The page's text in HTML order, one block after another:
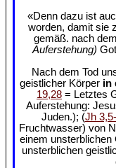
«Denn dazu ist
worden, damit sie
gemäß. nach
Auferstehung)
Nach dem Tod
geistlicher Körper in
19,28 = Letztes
Auferstehung:
Juden.); (Jh
Fruchtwasser) von
einem
unsterblichen